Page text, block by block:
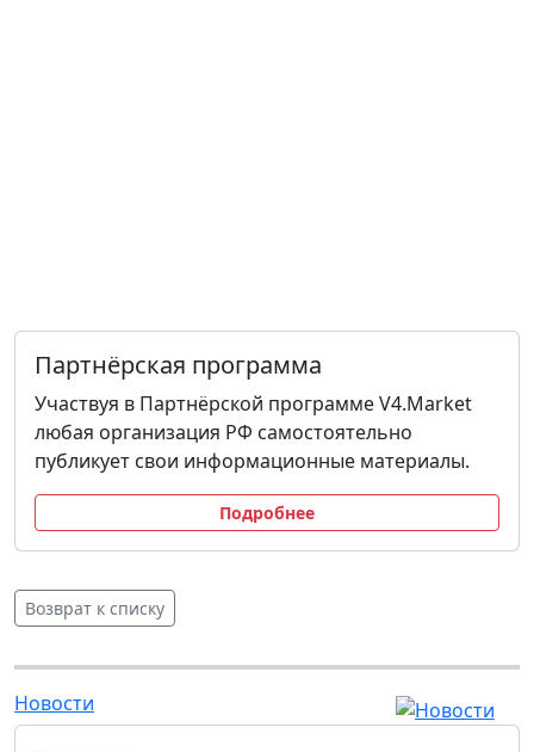
Партнёрская программа
Участвуя в Партнёрской программе V4.Market
любая организация РФ самостоятельно
публикует свои информационные материалы.
Подробнее
Возврат к списку
Новости